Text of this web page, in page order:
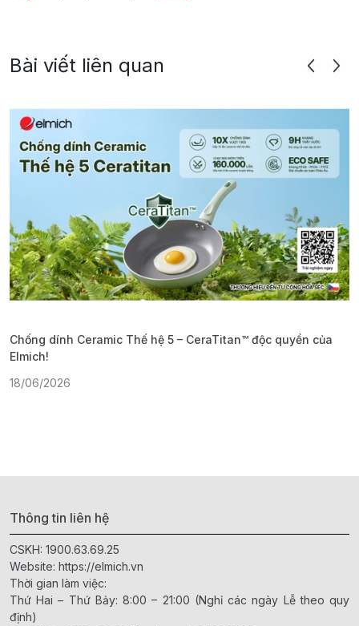
Bài viết liên quan
Chống dính Ceramic Thế hệ 5 – CeraTitan™ độc quyền của
Elmich!
18/06/2026
Thông tin liên hệ
CSKH: 1900.63.69.25
Website: https://elmich.vn
Thời gian làm việc:
Thứ Hai – Thứ Bảy: 8:00 – 21:00 (Nghỉ các ngày Lễ theo quy
định)